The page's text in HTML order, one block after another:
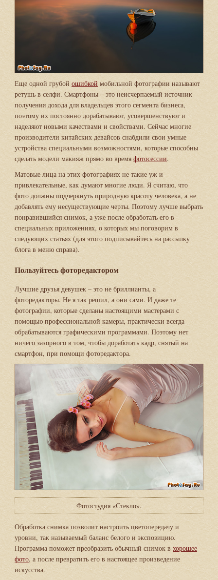
Еще одной грубой ошибкой мобильной фотографии называют
ретушь в селфи. Смартфоны – это неисчерпаемый источник
получения дохода для владельцев этого сегмента бизнеса,
поэтому их постоянно дорабатывают, усовершенствуют и
наделяют новыми качествами и свойствами. Сейчас многие
производители китайских девайсов снабдили свои умные
устройства специальными возможностями, которые способны
сделать модели макияж прямо во время фотосессии.
Матовые лица на этих фотографиях не такие уж и
привлекательные, как думают многие люди. Я считаю, что
фото должны подчеркнуть природную красоту человека, а не
добавлять ему несуществующие черты. Поэтому лучше выбрать
понравившийся снимок, а уже после обработать его в
специальных приложениях, о которых мы поговорим в
следующих статьях (для этого подписывайтесь на рассылку
блога в меню справа).
Пользуйтесь фоторедактором
Лучшие друзья девушек – это не бриллианты, а
фоторедакторы. Не я так решил, а они сами. И даже те
фотографии, которые сделаны настоящими мастерами с
помощью профессиональной камеры, практически всегда
обрабатываются графическими программами. Поэтому нет
ничего зазорного в том, чтобы доработать кадр, снятый на
смартфон, при помощи фоторедактора.
Фотостудия «Стекло».
Обработка снимка позволит настроить цветопередачу и
уровни, так называемый баланс белого и экспозицию.
Программа поможет преобразить обычный снимок в хорошее
фото, а после превратить его в настоящее произведение
искусства.